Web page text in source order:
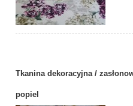
Tkanina dekoracyjna /
popiel